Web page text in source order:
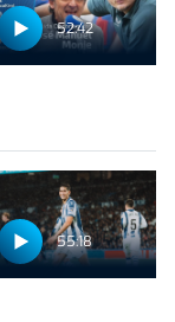
52:42
55:18